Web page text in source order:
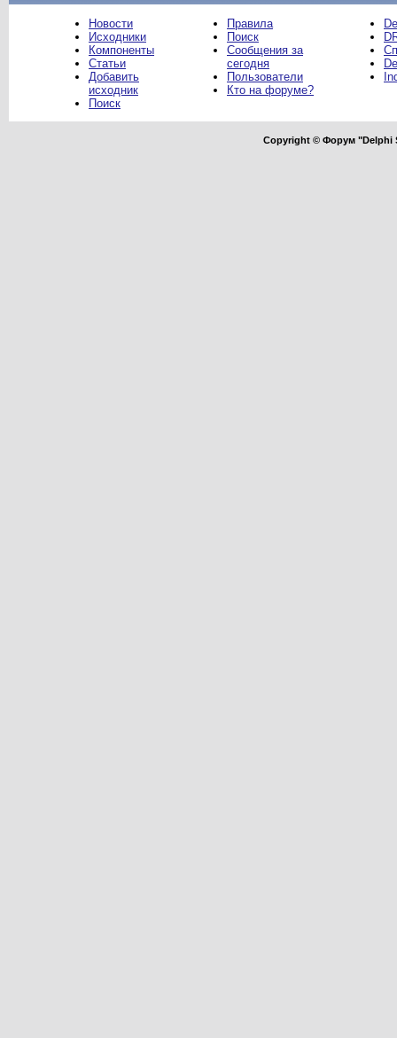
Новости
Исходники
Компоненты
Статьи
Добавить
исходник
Поиск
Правила
Поиск
Сообщения за
сегодня
Пользователи
Кто на форуме?
Copyright © Форум "Delphi